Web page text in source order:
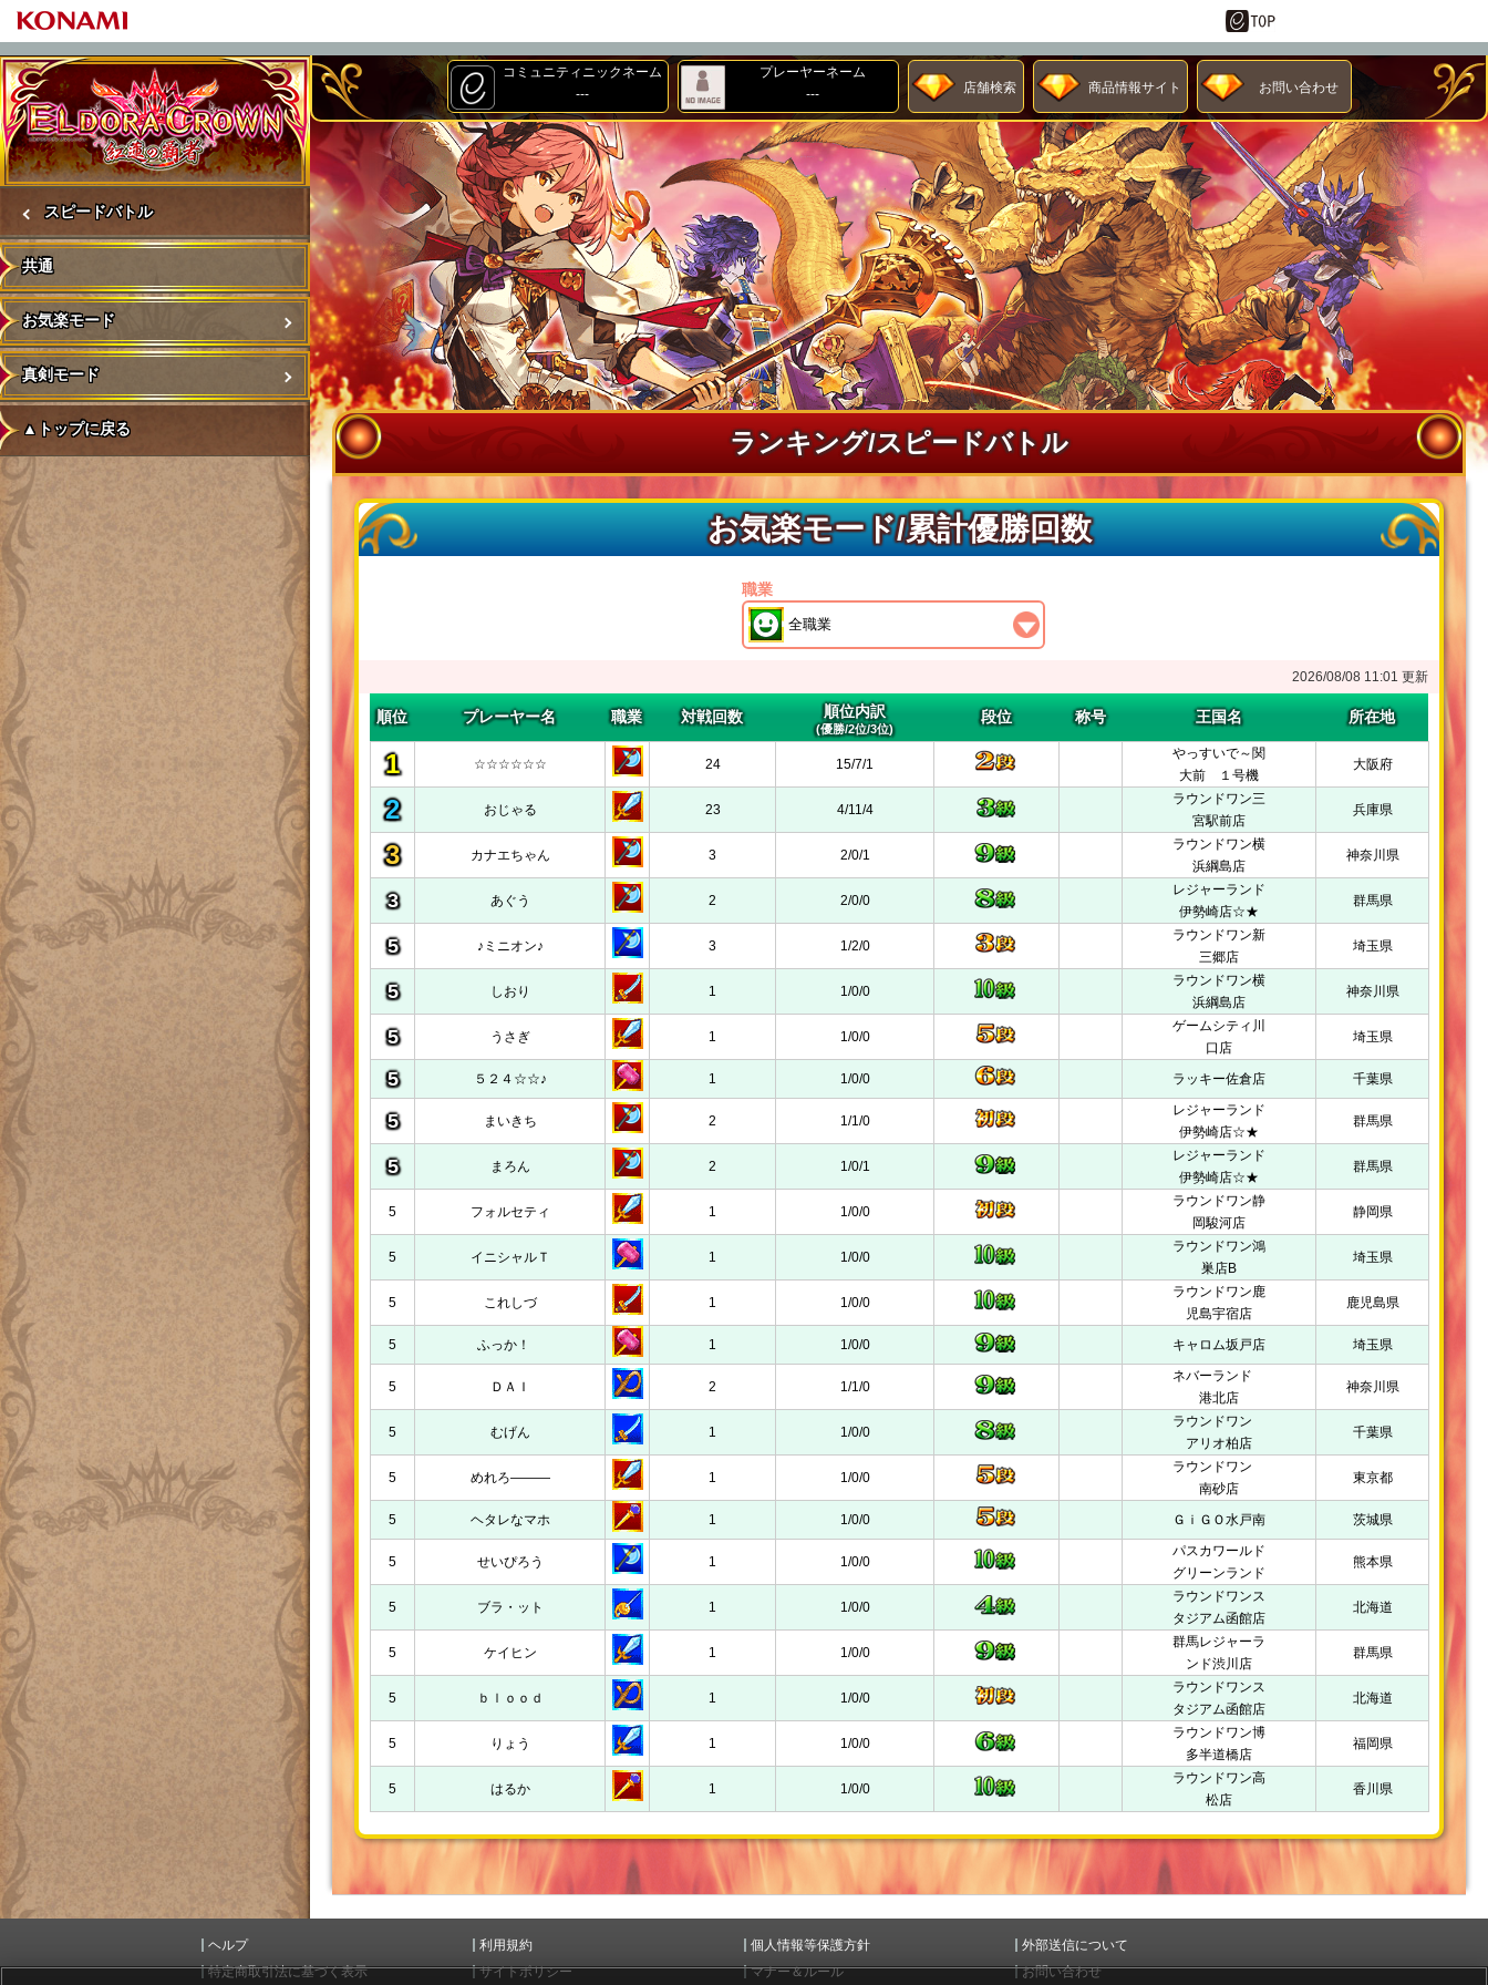
トップ
インフォメーション
遊び方
ランキング
プレーヤーデータ
イベント情報
フレンドリスト
インフォメーション
イベントスケジュール
制作者日記
バージョンアップ情報
プレーヤーデータ継承
▲トップに戻る
遊び方
エルドラクラウン 紅蓮の覇者とは？
エルドラクラウン 紅蓮の覇者 新要素
ゲームの流れ
初心者6つの心得
遊び方詳細
データ
遊び方
冒険に行く
キングダム
キングダム大戦
ワールドバトルチャンピオンシップ
オンラインモード
冒険の準備
その他
▲トップに戻る
遊び方
職業
アクセサリー
モンスター
▲トップに戻る
ランキング
キングダム
コレクション
ドリームオデッセイ
ダンジョンチャンピオン
スピードバトル
ワールドバトル
キングダム
人口
城コレクション
▲トップに戻る
コレクション
総合
カード種類数
アクセサリー数
フィギュア種類数
累計フィギュア数
月間フィギュア数
ドリームオデッセイ
総合
ミッション
バトル
▲トップに戻る
総合
国力
総合貢献ポイント
▲トップに戻る
ミッション
ミッション達成回数
貢献ポイント
▲トップに戻る
バトル
勝ち点
貢献ポイント
▲トップに戻る
ダンジョンチャンピオン
開催中の大会
過去の大会
段位
▲トップに戻る
スピードバトル
共通
お気楽モード
真剣モード
▲トップに戻る
お気楽モード
累計優勝回数
月間優勝回数
▲トップに戻る
真剣モード
累計優勝回数
月間優勝回数
▲トップに戻る
ワールドバトル
段位
累計優勝回数
月間優勝回数
▲トップに戻る
フレンド
フレンドポイント
サポート
▲トップに戻る
プレーヤーデータ
キャラクター別データ
キャラクター共有データ
今月のプレゼント
▲トップに戻る
プレーヤーデータ
▲トップに戻る
プレーヤーデータ
プレーヤーデータ(Arg情報)
フレンド
共通コメント設定
プレーヤーデータ公開設定
▲トップに戻る
イベント情報
イベント情報
ミッション情報
店舗別イベント＆ミッション
▲トップに戻る
フレンドリスト
フレンド一覧
▲トップに戻る
フレンド一覧
キャラクター別データ
フレンド詳細
▲トップに戻る
フレンドデータ
▲トップに戻る
コミュニティニックネーム
---
プレーヤーネーム
---
店舗検索 商品情報サイト お問い合わせ
ランキング/スピードバトル
お気楽モード/累計優勝回数
職業
2026/08/08 11:01 更新
順位 プレーヤー名 職業 対戦回数 順位内訳
(優勝/2位/3位)
段位 称号 王国名 所在地
1 ☆☆☆☆☆☆ 24 15/7/1
やっすいで～関
大前 １号機
大阪府
2 おじゃる 23 4/11/4
ラウンドワン三
宮駅前店
兵庫県
3 カナエちゃん 3 2/0/1
ラウンドワン横
浜綱島店
神奈川県
3 あぐう 2 2/0/0
レジャーランド
伊勢崎店☆★
群馬県
5 ♪ミニオン♪ 3 1/2/0
ラウンドワン新
三郷店
埼玉県
5 しおり 1 1/0/0
ラウンドワン横
浜綱島店
神奈川県
5 うさぎ 1 1/0/0
ゲームシティ川
口店
埼玉県
5 ５２４☆☆♪ 1 1/0/0 ラッキー佐倉店 千葉県
5 まいきち 2 1/1/0
レジャーランド
伊勢崎店☆★
群馬県
5 まろん 2 1/0/1
レジャーランド
伊勢崎店☆★
群馬県
5 フォルセティ 1 1/0/0
ラウンドワン静
岡駿河店
静岡県
5 イニシャルＴ 1 1/0/0
ラウンドワン鴻
巣店Β
埼玉県
5 これしづ 1 1/0/0
ラウンドワン鹿
児島宇宿店
鹿児島県
5 ふっか！ 1 1/0/0 キャロム坂戸店 埼玉県
5 ＤＡＩ 2 1/1/0
ネバーランド
港北店
神奈川県
5 むげん 1 1/0/0
ラウンドワン
アリオ柏店
千葉県
5 めれろ――― 1 1/0/0
ラウンドワン
南砂店
東京都
5 ヘタレなマホ 1 1/0/0 ＧｉＧＯ水戸南 茨城県
5 せいぴろう 1 1/0/0
パスカワールド
グリーンランド
熊本県
5 ブラ・ット 1 1/0/0
ラウンドワンス
タジアム函館店
北海道
5 ケイヒン 1 1/0/0
群馬レジャーラ
ンド渋川店
群馬県
5 ｂｌｏｏｄ 1 1/0/0
ラウンドワンス
タジアム函館店
北海道
5 りょう 1 1/0/0
ラウンドワン博
多半道橋店
福岡県
5 はるか 1 1/0/0
ラウンドワン高
松店
香川県
ヘルプ 利用規約 個人情報等保護方針
外部送信について
特定商取引法に基づく表示
サイトポリシー マナー＆ルール お問い合わせ